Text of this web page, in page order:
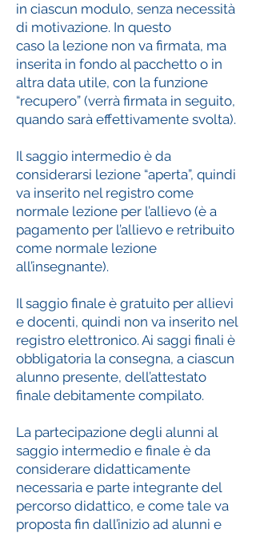
in ciascun modulo, senza necessità
di motivazione. In questo
caso la lezione non va firmata, ma
inserita in fondo al pacchetto o in
altra data utile, con la funzione
“recupero” (verrà firmata in seguito,
quando sarà effettivamente svolta).
Il saggio intermedio è da
considerarsi lezione “aperta”, quindi
va inserito nel registro come
normale lezione per l’allievo (è a
pagamento per l’allievo e retribuito
come normale lezione
all’insegnante).
Il saggio finale è gratuito per allievi
e docenti, quindi non va inserito nel
registro elettronico. Ai saggi finali è
obbligatoria la consegna, a ciascun
alunno presente, dell’attestato
finale debitamente compilato.
La partecipazione degli alunni al
saggio intermedio e finale è da
considerare didatticamente
necessaria e parte integrante del
percorso didattico, e come tale va
proposta fin dall’inizio ad alunni e